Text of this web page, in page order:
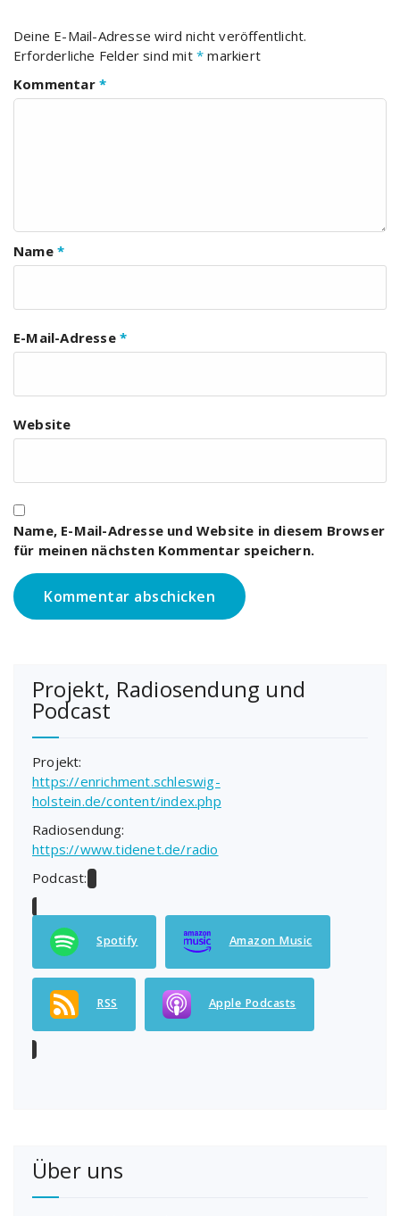
Deine E-Mail-Adresse wird nicht veröffentlicht.
Erforderliche Felder sind mit * markiert
Kommentar *
Name *
E-Mail-Adresse *
Website
Name, E-Mail-Adresse und Website in diesem Browser
für meinen nächsten Kommentar speichern.
Projekt, Radiosendung und
Podcast
Projekt:
https://enrichment.schleswig-
holstein.de/content/index.php
Radiosendung:
https://www.tidenet.de/radio
Podcast:
Spotify Amazon Music
RSS Apple Podcasts
Über uns